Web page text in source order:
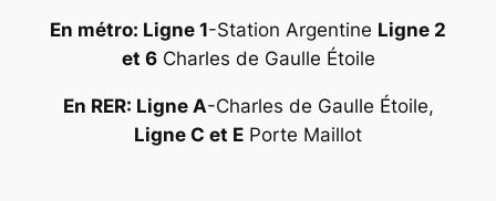
En métro: Ligne 1-Station Argentine Ligne 2
et 6Charles de Gaulle Étoile
En RER: Ligne A-Charles de Gaulle Étoile,
Ligne C et E Porte Maillot